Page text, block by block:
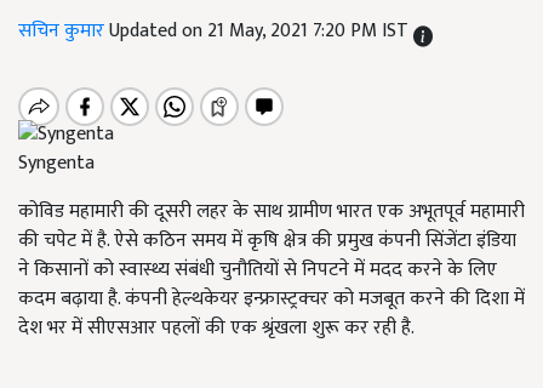
सचिन कुमारUpdated on 21 May, 2021 7:20 PM IST
Syngenta
कोविड महामारी की दूसरी लहर के साथ ग्रामीण भारत एक अभूतपूर्व महामारी
की चपेट में है. ऐसे कठिन समय में कृषि क्षेत्र की प्रमुख कंपनी सिंजेंटा इंडिया
ने किसानों को स्वास्थ्य संबंधी चुनौतियों से निपटने में मदद करने के लिए
कदम बढ़ाया है. कंपनी हेल्थकेयर इन्फ्रास्ट्रक्चर को मजबूत करने की दिशा में
देश भर में सीएसआर पहलों की एक श्रृंखला शुरू कर रही है.